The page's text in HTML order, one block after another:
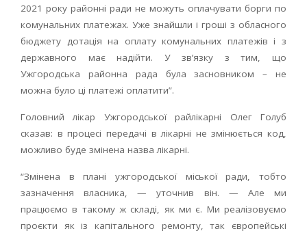
2021 року районні ради не можуть оплачувати борги по
комунальних платежах. Уже знайшли і гроші з обласного
бюджету дотація на оплату комунальних платежів і з
державного має надійти. У зв’язку з тим, що
Ужгородська районна рада була засновником – не
можна було ці платежі оплатити”.
Головний лікар Ужгородської райлікарні Олег Голуб
сказав: в процесі передачі в лікарні не змінюється код,
можливо буде змінена назва лікарні.
“Змінена в плані ужгородської міської ради, тобто
зазначення власника, — уточнив він. — Але ми
працюємо в такому ж складі, як ми є. Ми реалізовуємо
проєкти як із капітального ремонту, так європейські